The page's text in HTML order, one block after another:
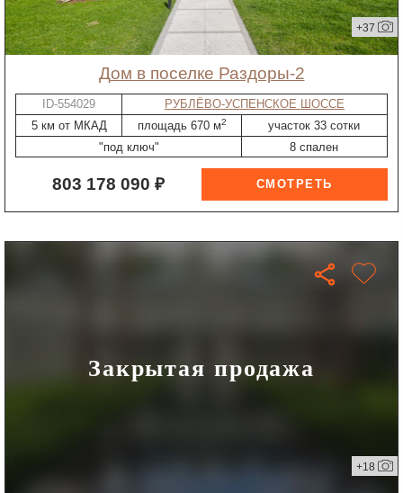
+37
дом в поселке Раздоры-2
ID-554029
РУБЛЁВО-УСПЕНСКОЕ ШОССЕ
5 км от МКАД
площадь 670 м2
участок 33 сотки
"под ключ"
8 спален
803 178 090 ₽
Закрытая продажа
+18